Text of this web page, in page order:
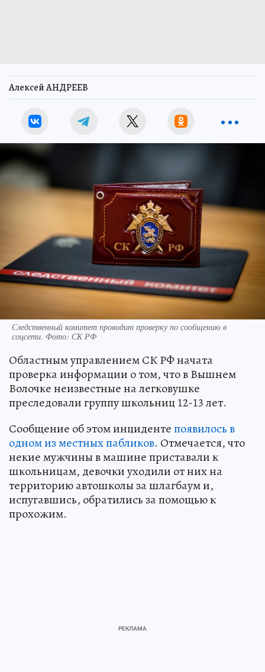
Алексей АНДРЕЕВ
Следственный комитет проводит проверку по сообщению в
соцсети. Фото: СК РФ
Областным управлением СК РФ начата
проверка информации о том, что в Вышнем
Волочке неизвестные на легковушке
преследовали группу школьниц 12-13 лет.
Сообщение об этом инцидентепоявилось в
одном из местных пабликов. Отмечается, что
некие мужчины в машине приставали к
школьницам, девочки уходили от них на
территорию автошколы за шлагбаум и,
испугавшись, обратились за помощью к
прохожим.